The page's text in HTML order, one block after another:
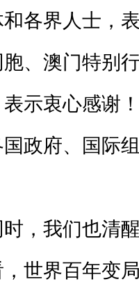
各界人士，
、澳门特别
示衷心感谢
政府、国际
，我们也清
世界百年变